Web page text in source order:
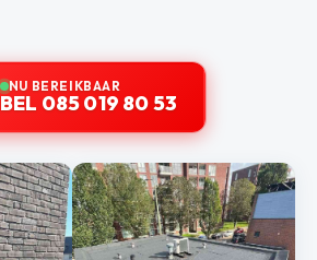
NU BEREIKBAAR
BEL 085 019 80 53